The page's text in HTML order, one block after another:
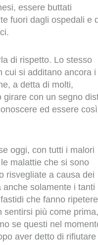
essere buttati
fuori dagli ospedali e
di rispetto. Lo stesso
cui si additano ancora i
a detta di molti,
girare con un segno
ed essere così
oggi, con tutti i malori
malattie che si sono
risvegliate a causa dei
anche solamente i tanti
che fanno
sentirsi più come prima,
se questi nel
aver detto di rifiutare